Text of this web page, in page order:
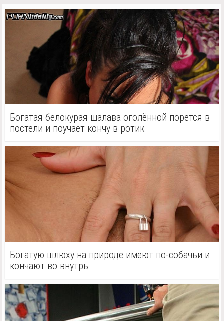
Богатая белокурая шалава оголённой порется в
постели и поучает кончу в ротик
Богатую шлюху на природе имеют по-собачьи и
кончают во внутрь